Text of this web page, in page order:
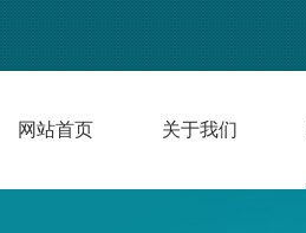
网站首页 关于我们